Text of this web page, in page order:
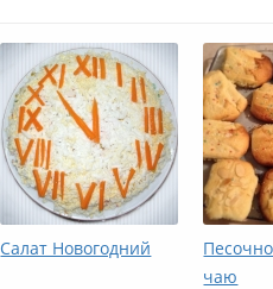
Салат Новогодний
чаю